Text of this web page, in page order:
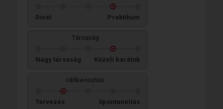
Divat Praktikum
Társaság
Nagy társaság Közeli barátok
Időbeosztás
Tervezés Spontaneitás